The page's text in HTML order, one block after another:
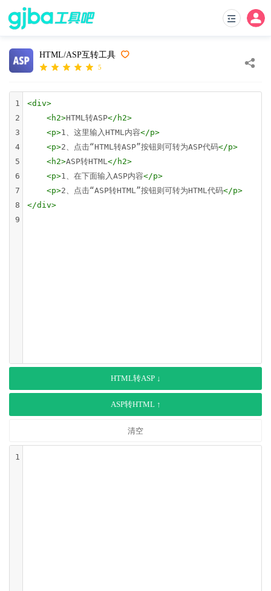
HTML/ASP互转工具
5
1 <div>
2
<h2>HTML转ASP</ h2>
3
<p>1、这里输入HTML内容</p>
4
<p>2、点击“HTML转ASP”按钮则可转为ASP代码</p>
5
<h2>ASP转HTML</ h2>
6
<p>1、在下面输入ASP内容</p>
7
<p>2、点击“ASP转HTML”按钮则可转为HTML代码</p>
8
</div>
9
HTML转ASP ↓
ASP转HTML ↑
清空
1